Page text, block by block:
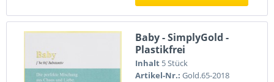
Baby - SimplyGold -
Plastikfrei
(Quadratisch)
Inhalt 5 Stück
Artikel-Nr.: Gold.65-2018